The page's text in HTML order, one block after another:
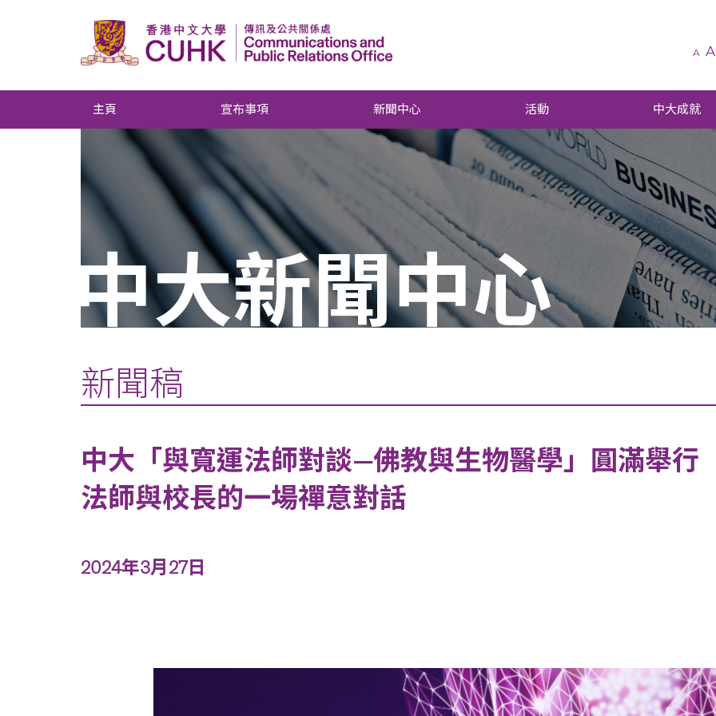
A A
主頁 宣布事項 新聞中心 活動 中大成就
中大新聞中心
新聞稿
中大「與寬運法師對談—佛教與生物醫學」圓滿舉行
法師與校長的一場禪意對話
2024年3月27日